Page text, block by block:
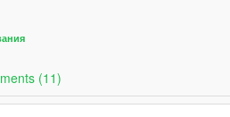
(11)